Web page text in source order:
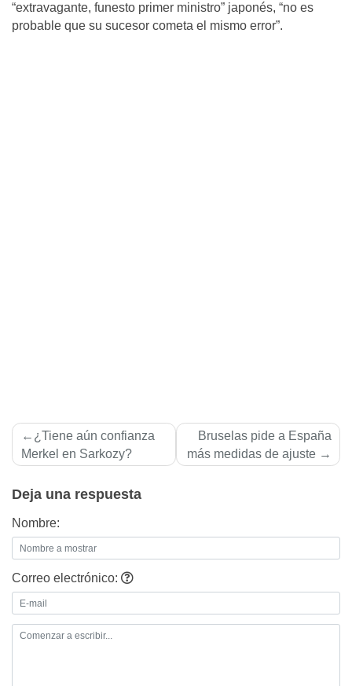
“extravagante, funesto primer ministro” japonés, “no es
probable que su sucesor cometa el mismo error”.
Navegación
de
¿Tiene aún confianza
Merkel en Sarkozy?
Bruselas pide a España
más medidas de ajuste
Deja una respuesta
Nombre:
Correo electrónico: